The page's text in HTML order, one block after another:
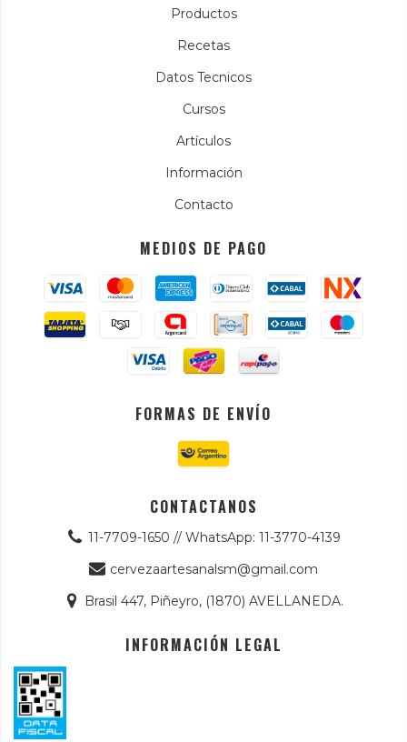
Productos
Recetas
Datos Tecnicos
Cursos
Artículos
Información
Contacto
MEDIOS DE PAGO
FORMAS DE ENVÍO
CONTACTANOS
11-7709-1650 // WhatsApp: 11-3770-4139
cervezaartesanalsm@gmail.com
Brasil 447, Piñeyro, (1870) AVELLANEDA.
INFORMACIÓN LEGAL